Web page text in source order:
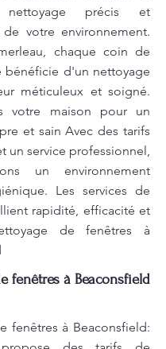
précis et
de votre environnement.
chaque coin de
bénéficie d'un nettoyage
méticuleux et soigné.
votre maison pour un
et sain Avec des tarifs
un service professionnel,
un environnement
Les services de
rapidité, efficacité et
de fenêtres à
fenêtres à Beaconsfield
fenêtres à Beaconsfield: